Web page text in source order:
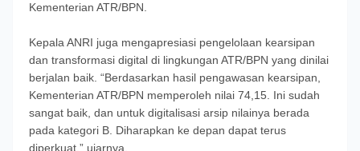
Kementerian ATR/BPN.
Kepala ANRI juga mengapresiasi pengelolaan kearsipan
dan transformasi digital di lingkungan ATR/BPN yang dinilai
berjalan baik. “Berdasarkan hasil pengawasan kearsipan,
Kementerian ATR/BPN memperoleh nilai 74,15. Ini sudah
sangat baik, dan untuk digitalisasi arsip nilainya berada
pada kategori B. Diharapkan ke depan dapat terus
diperkuat,” ujarnya.